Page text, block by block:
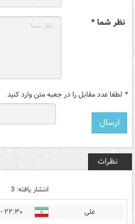
نظر شما *
* لطفا عدد مقابل را در جعبه متن وارد کنید
نظرات
انتشار یافته: 3
علی ۲۲:۳۰ - ۱۴۰۲/۰۵/۱۵